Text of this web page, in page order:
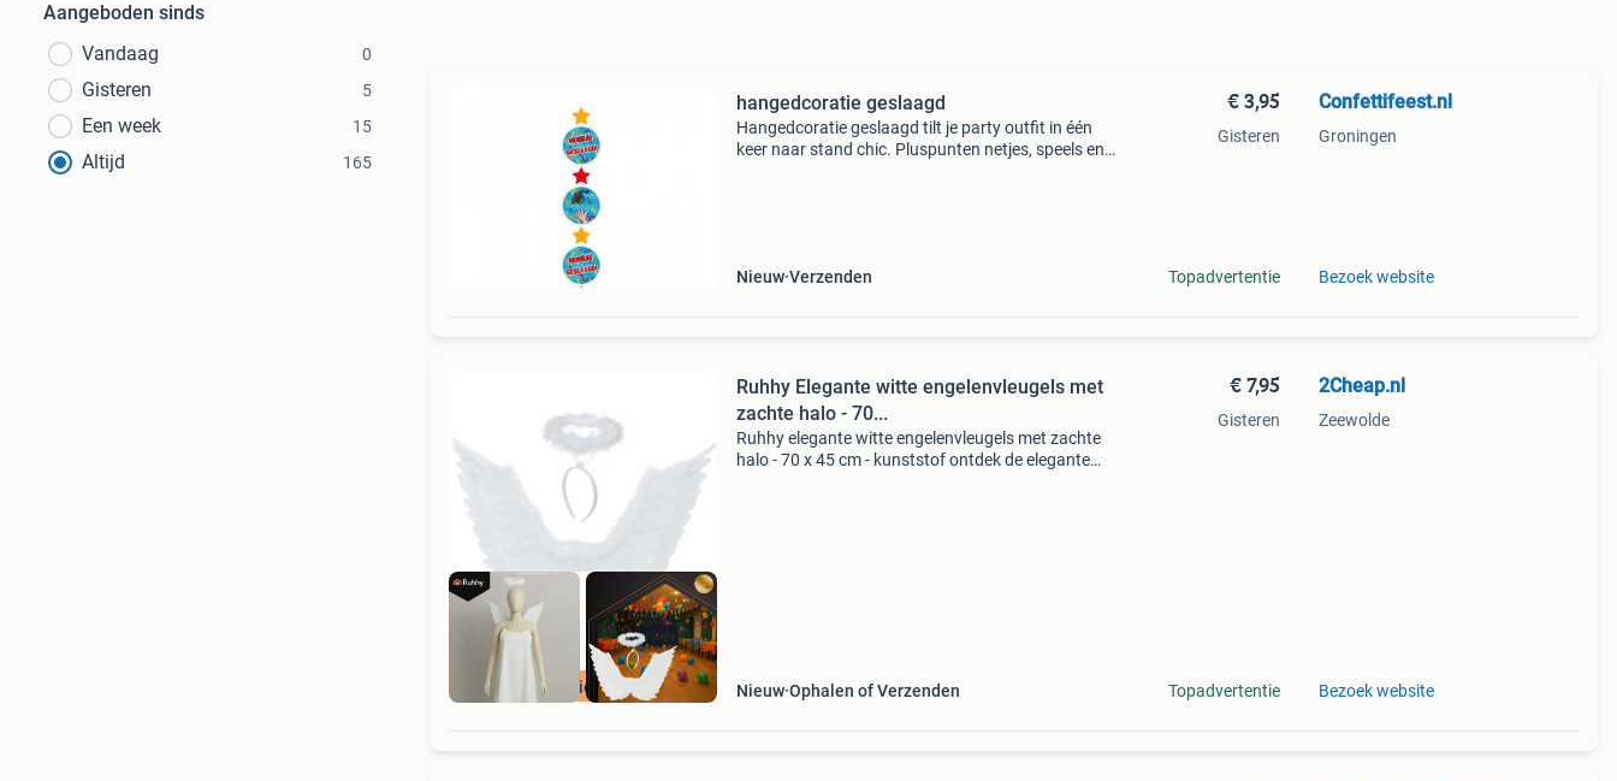
Aangeboden sinds
Vandaag
0
Gisteren 5
Een week 15
Altijd 165
hangedcoratie geslaagd
Hangedcoratie geslaagd tilt je party outfit in één
keer naar stand chic. Pluspunten netjes, speels en
Nieuw Verzenden
€ 3,95
Gisteren
Topadvertentie
Confettifeest.nl
Groningen
Bezoek website
Aanbieding
Ruhhy Elegante witte engelenvleugels met
zachte halo - 70...
Ruhhy elegante witte engelenvleugels met zachte
halo - 70 x 45 cm - kunststof ontdek de elegante
Nieuw Ophalen of Verzenden
€ 7,95
Gisteren
Topadvertentie
2Cheap.nl
Zeewolde
Bezoek website